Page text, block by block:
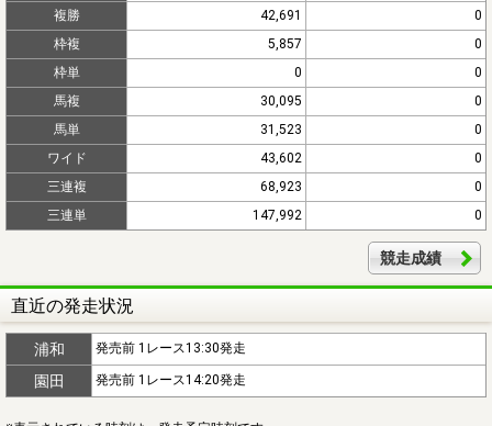
複勝
42,691
0
枠複
5,857
0
枠単
0
0
馬複
30,095
0
馬単
31,523
0
ワイド
43,602
0
三連複
68,923
0
三連単
147,992 0
競走成績
直近の発走状況
浦和 発売前 1レース13:30発走
園田 発売前 1レース14:20発走